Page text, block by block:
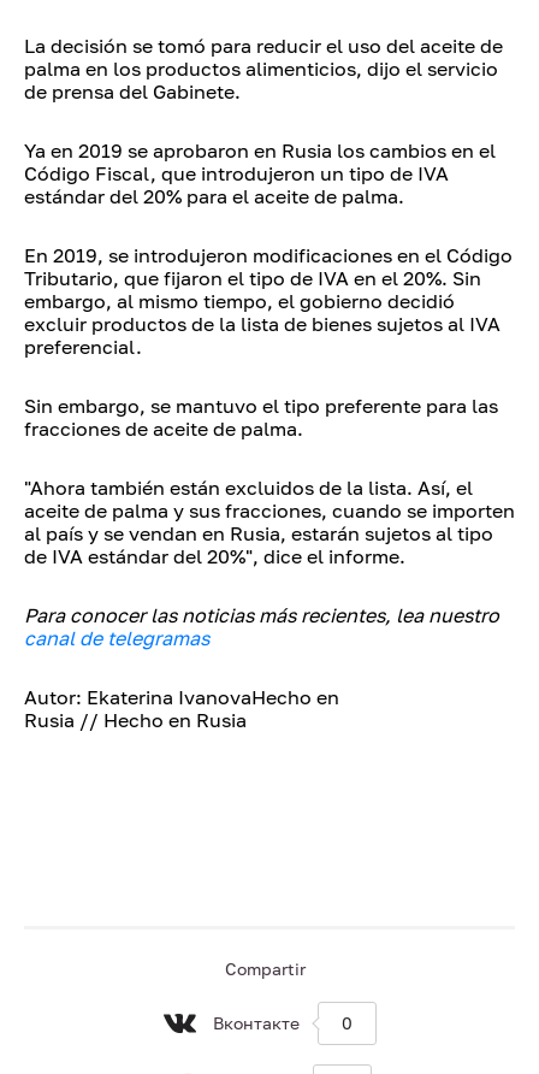
La decisión se tomó para reducir el uso del aceite de
palma en los productos alimenticios, dijo el servicio
de prensa del Gabinete.
Ya en 2019 se aprobaron en Rusia los cambios en el
Código Fiscal, que introdujeron un tipo de IVA
estándar del 20% para el aceite de palma.
En 2019, se introdujeron modificaciones en el Código
Tributario, que fijaron el tipo de IVA en el 20%. Sin
embargo, al mismo tiempo, el gobierno decidió
excluir productos de la lista de bienes sujetos al IVA
preferencial.
Sin embargo, se mantuvo el tipo preferente para las
fracciones de aceite de palma.
"Ahora también están excluidos de la lista. Así, el
aceite de palma y sus fracciones, cuando se importen
al país y se vendan en Rusia, estarán sujetos al tipo
de IVA estándar del 20%", dice el informe.
Para conocer las noticias más recientes, lea nuestro
canal de telegramas
Autor: Ekaterina IvanovaHecho en
Rusia // Hecho en Rusia
Compartir
Вконтакте 0